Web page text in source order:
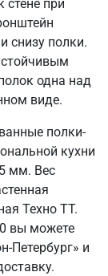
стене при
снизу полки.
одна над
виде.
полки-
кухни
мм. Вес
Техно ТТ.
вы можете
Петербург» и